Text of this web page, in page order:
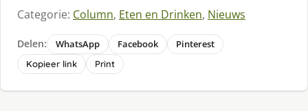
Categorie: Column, Eten en Drinken, Nieuws
Delen: WhatsApp Facebook Pinterest
Kopieer link Print